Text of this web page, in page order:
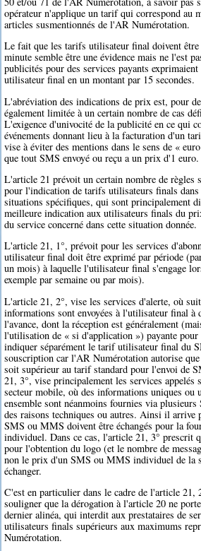
opérateur n'applique un tarif qui correspond au
articles susmentionnés de l'AR Numérotation.
Le fait que les tarifs utilisateur final doivent être
minute semble être une évidence mais ne l'est
publicités pour des services payants
utilisateur final en un montant par 15 secondes.
L'abréviation des indications de prix est, pour
également limitée à un certain nombre de cas
L'exigence d'univocité de la publicité en ce qui
événements donnant lieu à la facturation d'un
vise à éviter des mentions dans le sens de «
que tout SMS envoyé ou reçu a un prix d'1 euro.
L'article 21 prévoit un certain nombre de règles
pour l'indication de tarifs utilisateurs finals dans
situations spécifiques, qui sont principalement
meilleure indication aux utilisateurs finals du
du service concerné dans cette situation donnée.
L'article 21, 1°, prévoit pour les services
utilisateur final doit être exprimé par période
un mois) à laquelle l'utilisateur final s'engage
exemple par semaine ou par mois).
L'article 21, 2°, vise les services d'alerte, où
informations sont envoyées à l'utilisateur final à
l'avance, dont la réception est généralement
l'utilisation de « si d'application ») payante
indiquer séparément le tarif utilisateur final du
souscription car l'AR Numérotation autorise
soit supérieur au tarif standard pour l'envoi de
21, 3°, vise principalement les services appelés
secteur mobile, où des informations uniques ou
ensemble sont néanmoins fournies via
des raisons techniques ou autres. Ainsi il arrive
SMS ou MMS doivent être échangés pour la
individuel. Dans ce cas, l'article 21, 3° prescrit
pour l'obtention du logo (et le nombre de
non le prix d'un SMS ou MMS individuel de la
échanger.
C'est en particulier dans le cadre de l'article 21,
souligner que la dérogation à l'article 20 ne
dernier alinéa, qui interdit aux prestataires de
utilisateurs finals supérieurs aux maximums
Numérotation.